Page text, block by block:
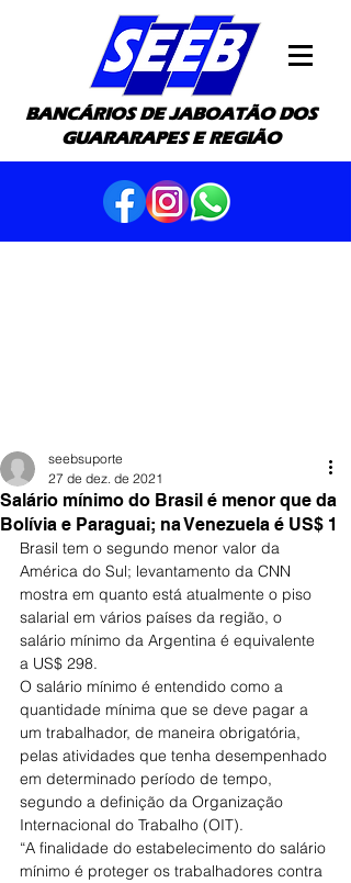
BANCÁRIOS DE JABOATÃO DOS
GUARARAPES E REGIÃO
Salário mínimo do Brasil é menor que da
Bolívia e Paraguai; na Venezuela é US$ 1
seebsuporte
27 de dez. de 2021
Brasil tem o segundo menor valor da
América do Sul; levantamento da CNN
mostra em quanto está atualmente o piso
salarial em vários países da região, o
salário mínimo da Argentina é equivalente
a US$ 298.
O salário mínimo é entendido como a
quantidade mínima que se deve pagar a
um trabalhador, de maneira obrigatória,
pelas atividades que tenha desempenhado
em determinado período de tempo,
segundo a definição da Organização
Internacional do Trabalho (OIT).
“A finalidade do estabelecimento do salário
mínimo é proteger os trabalhadores contra